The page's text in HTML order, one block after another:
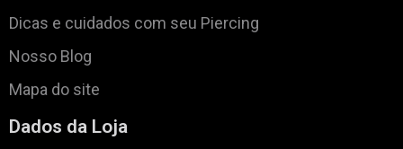
Dicas e cuidados com seu Piercing
Nosso Blog
Mapa do site
Dados da Loja